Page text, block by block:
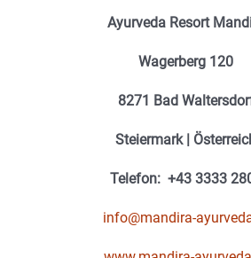
Ayurveda Resort
Wagerberg 120
8271 Bad
Steiermark |
Telefon: +43 3333
info@mandira-